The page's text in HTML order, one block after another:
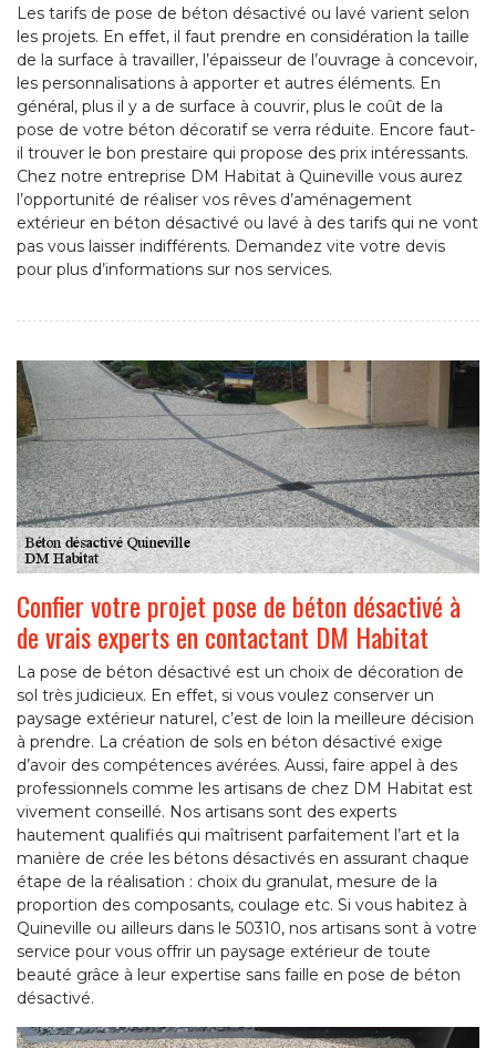
Les tarifs de pose de béton désactivé ou lavé varient selon
les projets. En effet, il faut prendre en considération la taille
de la surface à travailler, l’épaisseur de l’ouvrage à concevoir,
les personnalisations à apporter et autres éléments. En
général, plus il y a de surface à couvrir, plus le coût de la
pose de votre béton décoratif se verra réduite. Encore faut-
il trouver le bon prestaire qui propose des prix intéressants.
Chez notre entreprise DM Habitat à Quineville vous aurez
l’opportunité de réaliser vos rêves d’aménagement
extérieur en béton désactivé ou lavé à des tarifs qui ne vont
pas vous laisser indifférents. Demandez vite votre devis
pour plus d’informations sur nos services.
Confier votre projet pose de béton désactivé à
de vrais experts en contactant DM Habitat
La pose de béton désactivé est un choix de décoration de
sol très judicieux. En effet, si vous voulez conserver un
paysage extérieur naturel, c’est de loin la meilleure décision
à prendre. La création de sols en béton désactivé exige
d’avoir des compétences avérées. Aussi, faire appel à des
professionnels comme les artisans de chez DM Habitat est
vivement conseillé. Nos artisans sont des experts
hautement qualifiés qui maîtrisent parfaitement l’art et la
manière de crée les bétons désactivés en assurant chaque
étape de la réalisation : choix du granulat, mesure de la
proportion des composants, coulage etc. Si vous habitez à
Quineville ou ailleurs dans le 50310, nos artisans sont à votre
service pour vous offrir un paysage extérieur de toute
beauté grâce à leur expertise sans faille en pose de béton
désactivé.